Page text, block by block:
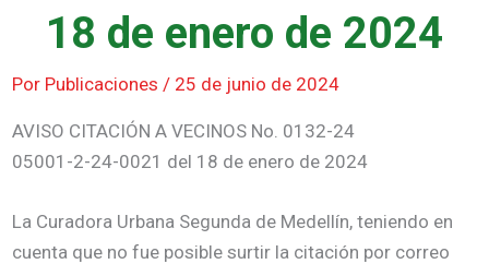
18 de enero de 2024
Por Publicaciones / 25 de junio de 2024
AVISO CITACIÓN A VECINOS No. 0132-24
05001-2-24-0021 del 18 de enero de 2024
La Curadora Urbana Segunda de Medellín, teniendo en
cuenta que no fue posible surtir la citación por correo